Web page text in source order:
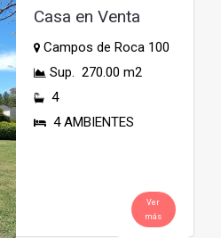
Casa en Venta
Campos de Roca 100
Sup. 270.00 m2
4
4 AMBIENTES
Ver
más